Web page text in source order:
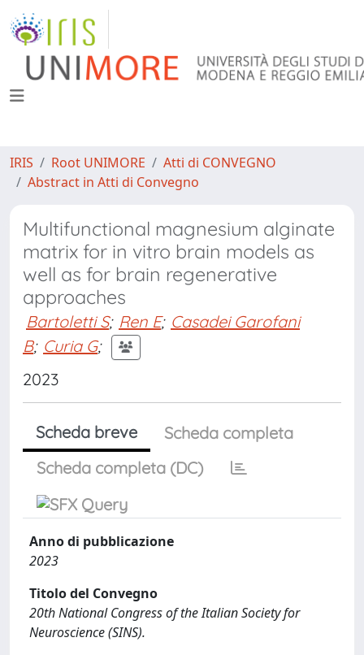
IRIS Root UNIMORE
Atti di CONVEGNO
Abstract in Atti di Convegno
Multifunctional magnesium alginate
matrix for in vitro brain models as
well as for brain regenerative
approaches
Bartoletti S; Ren E; Casadei Garofani
B; Curia G;
2023
Scheda breve
Scheda completa
Scheda completa (DC)
Anno di pubblicazione
2023
Titolo del Convegno
20th National Congress of the Italian Society for
Neuroscience (SINS).